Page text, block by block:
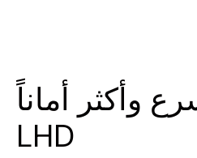
وأكثر أماناً
LHD